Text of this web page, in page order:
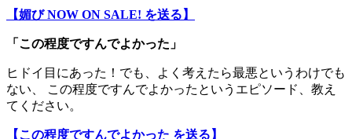
【媚び NOW ON SALE! を送る】
「この程度ですんでよかった」
ヒドイ目にあった！でも、よく考えたら最悪というわけでも
ない、 この程度ですんでよかったというエピソード、教え
てください。
【この程度ですんでよかった を送る】